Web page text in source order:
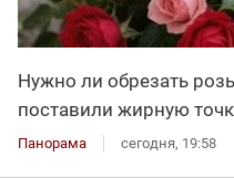
Нужно ли обрезать
поставили жирную
Панорама сегодня, 19:58